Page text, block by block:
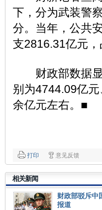
下，分为武装警
分。当年，公共
支2816.31亿元
财政部数据显
别为4744.09亿
余亿元左右。■
打印 意见反馈
相关新闻
财政部驳斥中
报道